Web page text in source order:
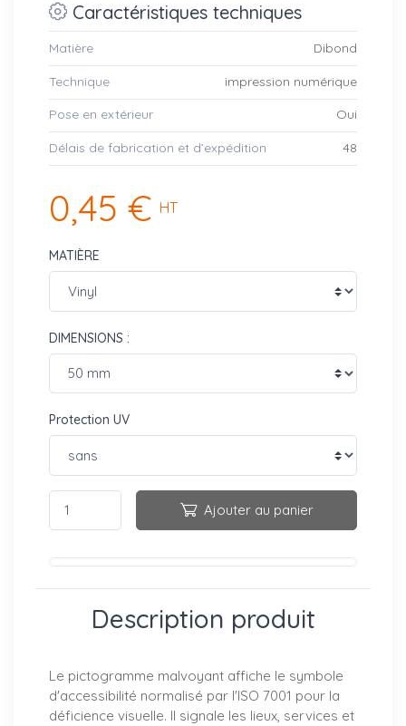
Caractéristiques techniques
Matière Dibond
Technique impression numérique
Pose en extérieur Oui
Délais de fabrication et d’expédition 48
0,45 € HT
MATIÈRE
DIMENSIONS :
Protection UV
Ajouter au panier
Description produit
Le pictogramme malvoyant affiche le symbole
d'accessibilité normalisé par l'ISO 7001 pour la
déficience visuelle. Il signale les lieux, services et